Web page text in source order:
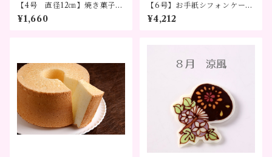
【4号 直径12㎝】焼き菓子
ガトーショコラ
¥1,660
【6号】お手紙シフォンケー
キ バラ ～気持ちをかたちに
～
¥4,212